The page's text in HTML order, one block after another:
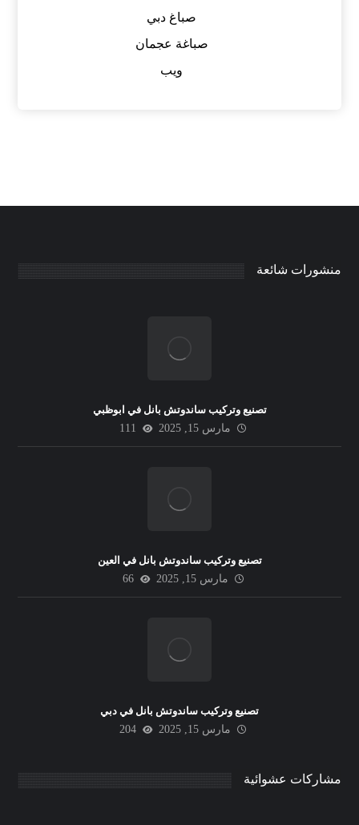
صباغ دبي
صباغة عجمان
ويب
منشورات شائعة
تصنيع وتركيب ساندوتش بانل في ابوظبي
مارس 15, 2025
111
تصنيع وتركيب ساندوتش بانل في العين
مارس 15, 2025
66
تصنيع وتركيب ساندوتش بانل في دبي
مارس 15, 2025
204
مشاركات عشوائية